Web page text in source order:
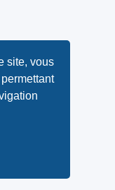
site, vous